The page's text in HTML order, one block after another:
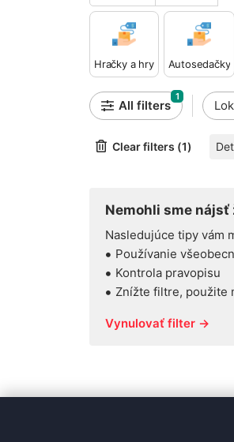
Hračky a hry Autosedačky
All filters
1
Clear filters (1)
Nemohli sme
Nasledujúce tipy vám
Používanie
Kontrola pravopisu
Znížte filtre, použite
Vynulovať filter →